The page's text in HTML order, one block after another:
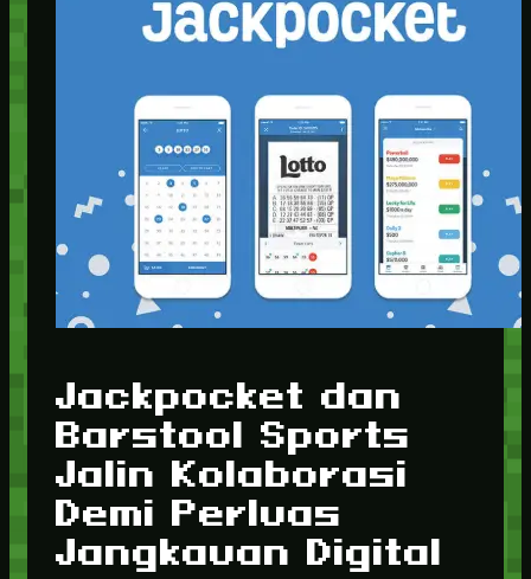
Jackpocket dan
Barstool Sports
Jalin Kolaborasi
Demi Perluas
Jangkauan Digital